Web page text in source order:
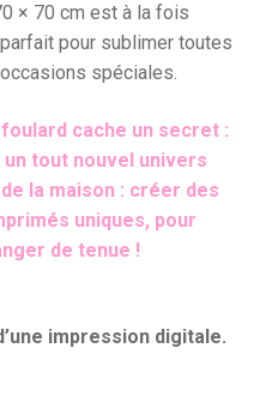
× 70 cm est à la fois
pour sublimer toutes
spéciales.
cache un secret :
tout nouvel univers
la maison : créer des
uniques, pour
de tenue !
impression digitale.